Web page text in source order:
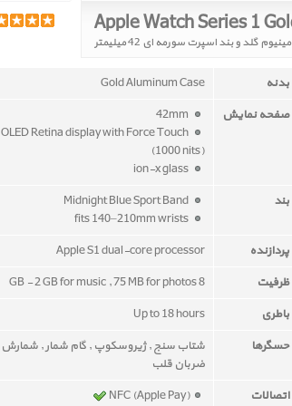
بدنه
Gold Aluminum Case
صفحه نمایش
OLED Retina display with Force Touch
(1000 nits)
بند
پردازنده
Apple S1 dual-core processor
ظرفیت
8 GB - 2 GB for music , 75 MB for photos
باطری
Up to 18 hours
حسگرها
شتاب سنج , ژیروسکوپ , گام شمار , شمارش
ضربان قلب
اتصالات
NFC (Apple Pay)